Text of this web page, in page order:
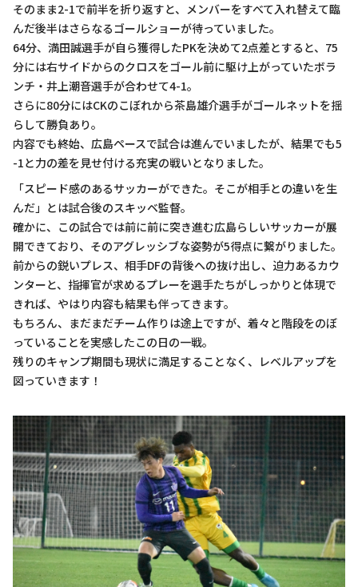
そのまま2-1で前半を折り返すと、メンバーをすべて入れ替えて臨
んだ後半はさらなるゴールショーが待っていました。
64分、満田誠選手が自ら獲得したPKを決めて2点差とすると、75
分には右サイドからのクロスをゴール前に駆け上がっていたボラ
ンチ・井上潮音選手が合わせて4-1。
さらに80分にはCKのこぼれから茶島雄介選手がゴールネットを揺
らして勝負あり。
内容でも終始、広島ペースで試合は進んでいましたが、結果でも5
-1と力の差を見せ付ける充実の戦いとなりました。
「スピード感のあるサッカーができた。そこが相手との違いを生
んだ」とは試合後のスキッベ監督。
確かに、この試合では前に前に突き進む広島らしいサッカーが展
開できており、そのアグレッシブな姿勢が5得点に繋がりました。
前からの鋭いプレス、相手DFの背後への抜け出し、迫力あるカウ
ンターと、指揮官が求めるプレーを選手たちがしっかりと体現で
きれば、やはり内容も結果も伴ってきます。
もちろん、まだまだチーム作りは途上ですが、着々と階段をのぼ
っていることを実感したこの日の一戦。
残りのキャンプ期間も現状に満足することなく、レベルアップを
図っていきます！